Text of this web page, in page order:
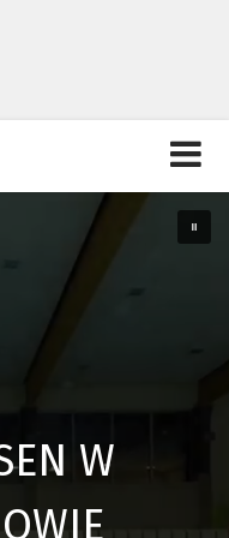
Andrychów jakiego